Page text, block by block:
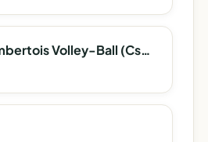
Club Sportif Ambertois Volley-Ball (Csa Volley-Ball)